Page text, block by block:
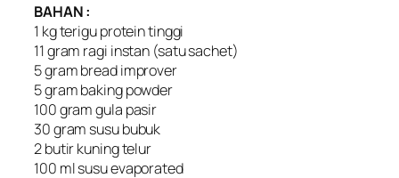
BAHAN :
1 kg terigu protein tinggi
11 gram ragi instan (satu sachet)
5 gram bread improver
5 gram baking powder
100 gram gula pasir
30 gram susu bubuk
2 butir kuning telur
100 ml susu evaporated